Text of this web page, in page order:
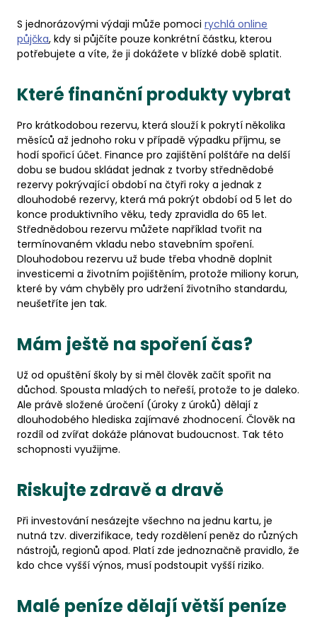
S jednorázovými výdaji může pomoci rychlá online
půjčka, kdy si půjčíte pouze konkrétní částku, kterou
potřebujete a víte, že ji dokážete v blízké době splatit.
Které finanční produkty vybrat
Pro krátkodobou rezervu, která slouží k pokrytí několika
měsíců až jednoho roku v případě výpadku příjmu, se
hodí spořicí účet. Finance pro zajištění polštáře na delší
dobu se budou skládat jednak z tvorby střednědobé
rezervy pokrývající období na čtyři roky a jednak z
dlouhodobé rezervy, která má pokrýt období od 5 let do
konce produktivního věku, tedy zpravidla do 65 let.
Střednědobou rezervu můžete například tvořit na
termínovaném vkladu nebo stavebním spoření.
Dlouhodobou rezervu už bude třeba vhodně doplnit
investicemi a životním pojištěním, protože miliony korun,
které by vám chyběly pro udržení životního standardu,
neušetříte jen tak.
Mám ještě na spoření čas?
Už od opuštění školy by si měl člověk začít spořit na
důchod. Spousta mladých to neřeší, protože to je daleko.
Ale právě složené úročení (úroky z úroků) dělají z
dlouhodobého hlediska zajímavé zhodnocení. Člověk na
rozdíl od zvířat dokáže plánovat budoucnost. Tak této
schopnosti využijme.
Riskujte zdravě a dravě
Při investování nesázejte všechno na jednu kartu, je
nutná tzv. diverzifikace, tedy rozdělení peněz do různých
nástrojů, regionů apod. Platí zde jednoznačně pravidlo, že
kdo chce vyšší výnos, musí podstoupit vyšší riziko.
Malé peníze dělají větší peníze